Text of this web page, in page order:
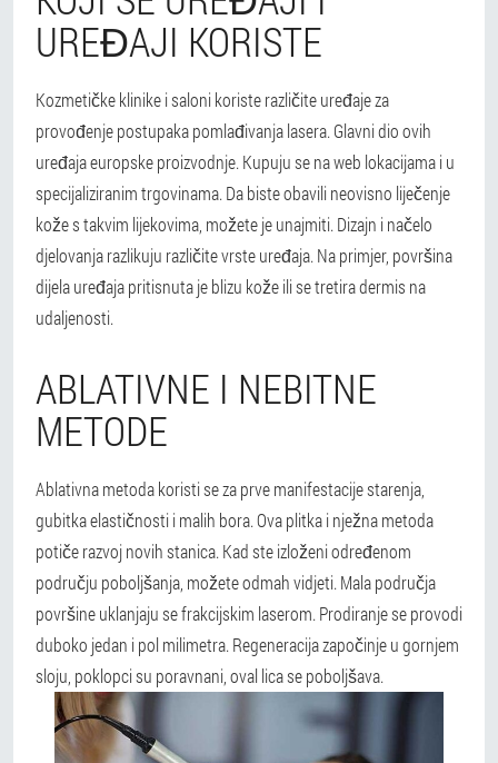
UREĐAJI KORISTE
Kozmetičke klinike i saloni koriste različite uređaje za
provođenje postupaka pomlađivanja lasera. Glavni dio ovih
uređaja europske proizvodnje. Kupuju se na web lokacijama i u
specijaliziranim trgovinama. Da biste obavili neovisno liječenje
kože s takvim lijekovima, možete je unajmiti. Dizajn i načelo
djelovanja razlikuju različite vrste uređaja. Na primjer, površina
dijela uređaja pritisnuta je blizu kože ili se tretira dermis na
udaljenosti.
ABLATIVNE I NEBITNE
METODE
Ablativna metoda koristi se za prve manifestacije starenja,
gubitka elastičnosti i malih bora.Ova plitka i nježna metoda
potiče razvoj novih stanica. Kad ste izloženi određenom
području poboljšanja, možete odmah vidjeti. Mala područja
površine uklanjaju se frakcijskim laserom. Prodiranje se provodi
duboko jedan i pol milimetra. Regeneracija započinje u gornjem
sloju, poklopci su poravnani, oval lica se poboljšava.